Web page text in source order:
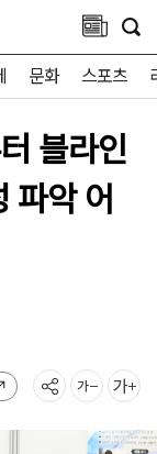
문화 스포츠
블라인
파악 어